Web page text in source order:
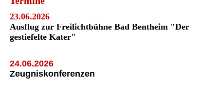
23.06.2026
Ausflug zur Freilichtbühne Bad Bentheim "Der
gestiefelte Kater"
24.06.2026
Zeugniskonferenzen